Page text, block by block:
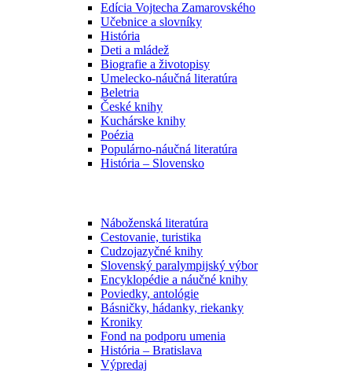
Edícia Vojtecha Zamarovského
Učebnice a slovníky
História
Deti a mládež
Biografie a životopisy
Umelecko-náučná literatúra
Beletria
České knihy
Kuchárske knihy
Poézia
Populárno-náučná literatúra
História – Slovensko
Náboženská literatúra
Cestovanie, turistika
Cudzojazyčné knihy
Slovenský paralympijský výbor
Encyklopédie a náučné knihy
Poviedky, antológie
Básničky, hádanky, riekanky
Kroniky
Fond na podporu umenia
História – Bratislava
Výpredaj